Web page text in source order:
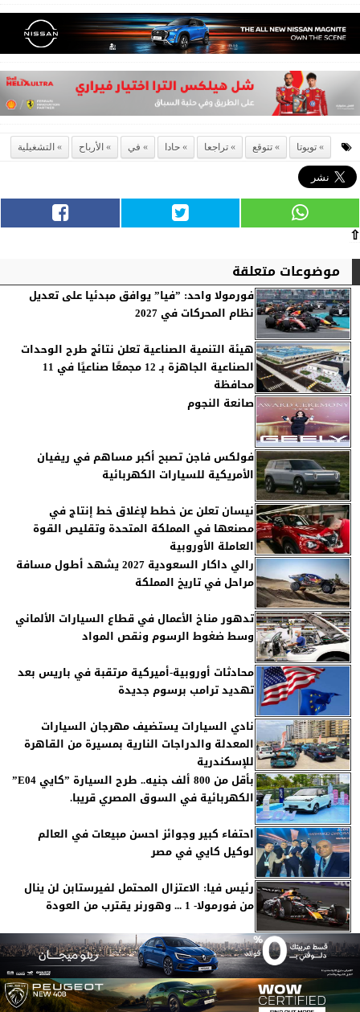
تويوتا تتوقع تراجعا حادا في الأرباح التشغيلية
⇧
موضوعات متعلقة
فورمولا واحد: ”فيا” يوافق مبدئيا على تعديل
نظام المحركات في 2027
هيئة التنمية الصناعية تعلن نتائج طرح الوحدات
الصناعية الجاهزة بـ 12 مجمعًا صناعيًا في 11
محافظة
صانعة النجوم
فولكس فاجن تصبح أكبر مساهم في ريفيان
الأمريكية للسيارات الكهربائية
نيسان تعلن عن خطط لإغلاق خط إنتاج في
مصنعها في المملكة المتحدة وتقليص القوة
العاملة الأوروبية
رالي داكار السعودية 2027 يشهد أطول مسافة
مراحل في تاريخ المملكة
تدهور مناخ الأعمال في قطاع السيارات الألماني
وسط ضغوط الرسوم ونقص المواد
محادثات أوروبية-أميركية مرتقبة في باريس بعد
تهديد ترامب برسوم جديدة
نادي السيارات يستضيف مهرجان السيارات
المعدلة والدراجات النارية بمسيرة من القاهرة
للإسكندرية
بأقل من 800 ألف جنيه.. طرح السيارة ”كايي E04”
الكهربائية في السوق المصري قريبا.
احتفاء كبير وجوائز احسن مبيعات في العالم
لوكيل كايي في مصر
رئيس فيا: الاعتزال المحتمل لفيرستابن لن ينال
من فورمولا- 1 ... وهورنر يقترب من العودة